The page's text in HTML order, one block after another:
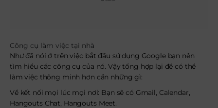
Công cụ làm việc tại nhà
Như đã nói ở trên việc bắt đầu sử dụng Google bạn nên
tìm hiểu các công cụ của nó. Vậy tổng hợp lại để có thể
làm việc thông minh hơn cần những gì:
Về kết nối mọi lúc mọi nơi: Bạn sẽ có Gmail, Calendar,
Hangouts Chat, Hangouts Meet.